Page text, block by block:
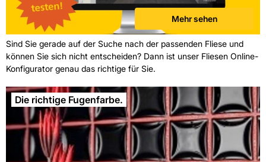
Mehr sehen
Sind Sie gerade auf der Suche nach der passenden Fliese und
können Sie sich nicht entscheiden? Dann ist unser Fliesen Online-
Konfigurator genau das richtige für Sie.
Die richtige Fugenfarbe.